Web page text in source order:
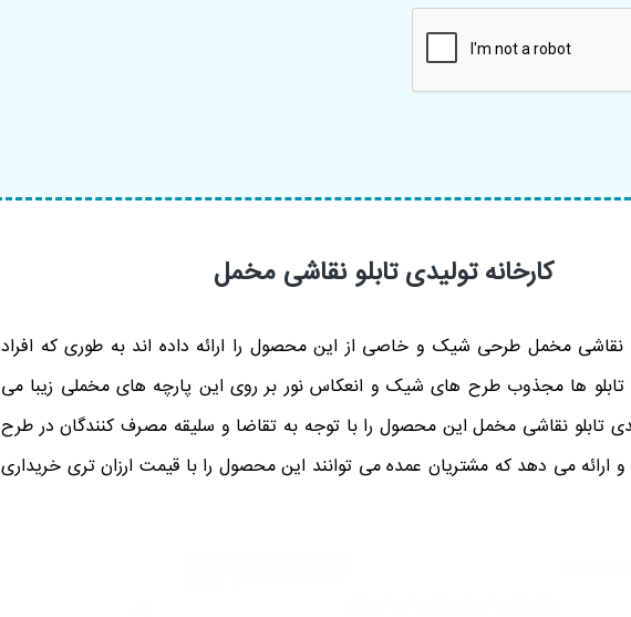
کارخانه تولیدی تابلو نقاشی مخمل
نقاشی مخمل طرحی شیک و خاصی از این محصول را ارائه داده اند به طوری که افراد
تابلو ها مجذوب طرح های شیک و انعکاس نور بر روی این پارچه های مخملی زیبا می
تابلو نقاشی مخمل این محصول را با توجه به تقاضا و سلیقه مصرف کنندگان در طرح
و ارائه می دهد که مشتریان عمده می توانند این محصول را با قیمت ارزان تری خریداری